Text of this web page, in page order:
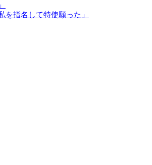
を指名して特使願った」